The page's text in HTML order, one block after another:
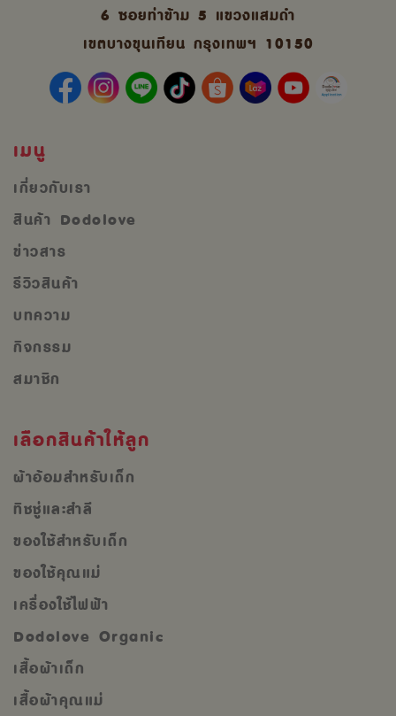
6 ซอยท่าข้าม 5 แขวงแสมดำ
เขตบางขุนเทียน กรุงเทพฯ 10150
เมนู
เกี่ยวกับเรา
สินค้า Dodolove
ข่าวสาร
รีวิวสินค้า
บทความ
กิจกรรม
สมาชิก
เลือกสินค้าให้ลูก
ผ้าอ้อมสำหรับเด็ก
ทิชชู่และสำลี
ของใช้สำหรับเด็ก
ของใช้คุณแม่
เครื่องใช้ไฟฟ้า
Dodolove Organic
เสื้อผ้าเด็ก
เสื้อผ้าคุณแม่